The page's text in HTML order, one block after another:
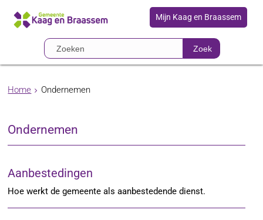
Mijn Kaag en Braassem
Zoek
Home Ondernemen
Ondernemen
Aanbestedingen
Hoe werkt de gemeente als aanbestedende dienst.